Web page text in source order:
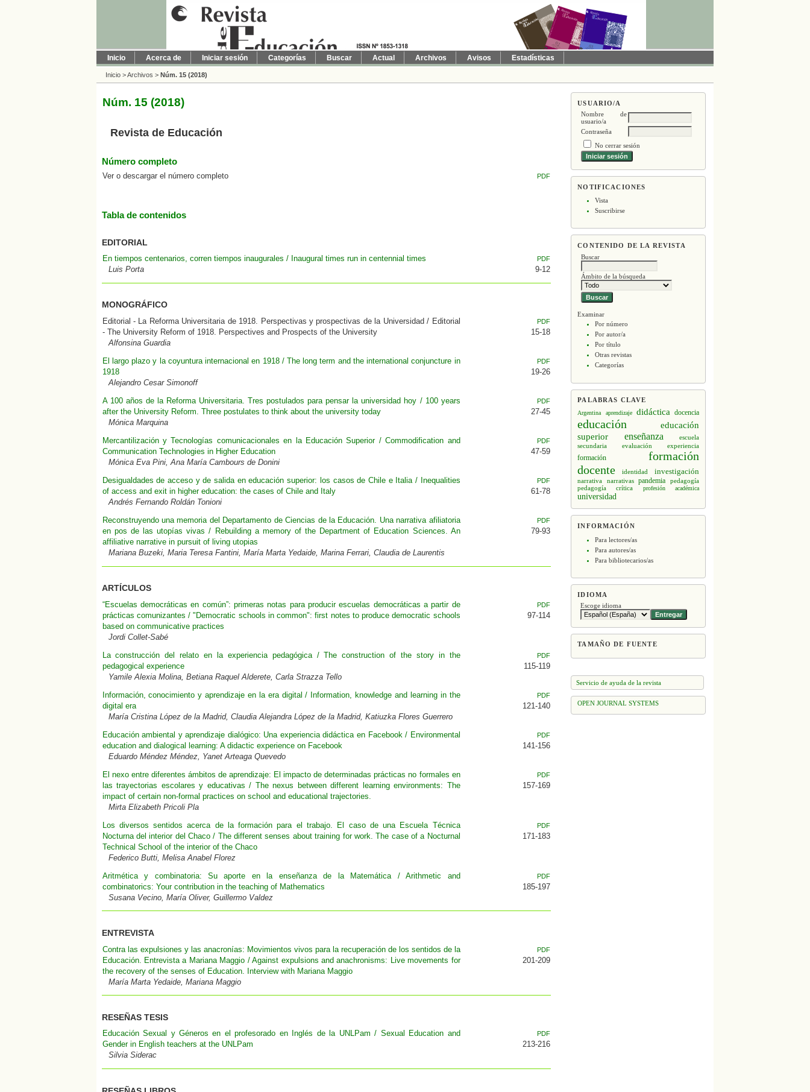
USUARIO/A
Nombre de
usuario/a
Contraseña
No cerrar sesión
NOTIFICACIONES
Vista
Suscribirse
CONTENIDO DE LA REVISTA
Buscar
Ámbito de la búsqueda
Examinar
Por número
Por autor/a
Por título
Otras revistas
Categorías
PALABRAS CLAVE
Argentina aprendizaje didáctica docencia
educación
educación
superior
enseñanza
escuela
secundaria
evaluación
experiencia
formación
formación
docente
identidad investigación
narrativa narrativas pandemia
pedagogía
pedagogía crítica
profesión académica
universidad
INFORMACIÓN
Para lectores/as
Para autores/as
Para bibliotecarios/as
IDIOMA
Escoge idioma
TAMAÑO DE FUENTE
Servicio de ayuda de la revista
OPEN JOURNAL SYSTEMS
Inicio Acerca de Iniciar sesión Categorías Buscar Actual Archivos Avisos Estadísticas
Inicio >Archivos > Núm. 15 (2018)
Núm. 15 (2018)
Revista de Educación
Número completo
Ver o descargar el número completo PDF
Tabla de contenidos
EDITORIAL
En tiempos centenarios, corren tiempos inaugurales / Inaugural times run in centennial times
Luis Porta
PDF
9-12
MONOGRÁFICO
Editorial - La Reforma Universitaria de 1918. Perspectivas y prospectivas de la Universidad / Editorial
- The University Reform of 1918. Perspectives and Prospects of the University
Alfonsina Guardia
PDF
15-18
El largo plazo y la coyuntura internacional en 1918 / The long term and the international conjuncture in
1918
Alejandro Cesar Simonoff
PDF
19-26
A 100 años de la Reforma Universitaria. Tres postulados para pensar la universidad hoy / 100 years
after the University Reform. Three postulates to think about the university today
Mónica Marquina
PDF
27-45
Mercantilización y Tecnologías comunicacionales en la Educación Superior / Commodification and
Communication Technologies in Higher Education
Mónica Eva Pini, Ana María Cambours de Donini
PDF
47-59
Desigualdades de acceso y de salida en educación superior: los casos de Chile e Italia / Inequalities
of access and exit in higher education: the cases of Chile and Italy
Andrés Fernando Roldán Tonioni
PDF
61-78
Reconstruyendo una memoria del Departamento de Ciencias de la Educación. Una narrativa afiliatoria
en pos de las utopías vivas / Rebuilding a memory of the Department of Education Sciences. An
affiliative narrative in pursuit of living utopias
Mariana Buzeki, Maria Teresa Fantini, María Marta Yedaide, Marina Ferrari, Claudia de Laurentis
PDF
79-93
ARTÍCULOS
“Escuelas democráticas en común”: primeras notas para producir escuelas democráticas a partir de
prácticas comunizantes / "Democratic schools in common": first notes to produce democratic schools
based on communicative practices
Jordi Collet-Sabé
PDF
97-114
La construcción del relato en la experiencia pedagógica / The construction of the story in the
pedagogical experience
Yamile Alexia Molina, Betiana Raquel Alderete, Carla Strazza Tello
PDF
115-119
Información, conocimiento y aprendizaje en la era digital / Information, knowledge and learning in the
digital era
María Cristina López de la Madrid, Claudia Alejandra López de la Madrid, Katiuzka Flores Guerrero
PDF
121-140
Educación ambiental y aprendizaje dialógico: Una experiencia didáctica en Facebook / Environmental
education and dialogical learning: A didactic experience on Facebook
Eduardo Méndez Méndez, Yanet Arteaga Quevedo
PDF
141-156
El nexo entre diferentes ámbitos de aprendizaje: El impacto de determinadas prácticas no formales en
las trayectorias escolares y educativas / The nexus between different learning environments: The
impact of certain non-formal practices on school and educational trajectories.
Mirta Elizabeth Pricoli Pla
PDF
157-169
Los diversos sentidos acerca de la formación para el trabajo. El caso de una Escuela Técnica
Nocturna del interior del Chaco / The different senses about training for work. The case of a Nocturnal
Technical School of the interior of the Chaco
Federico Butti, Melisa Anabel Florez
PDF
171-183
Aritmética y combinatoria: Su aporte en la enseñanza de la Matemática / Arithmetic and
combinatorics: Your contribution in the teaching of Mathematics
Susana Vecino, María Oliver, Guillermo Valdez
PDF
185-197
ENTREVISTA
Contra las expulsiones y las anacronías: Movimientos vivos para la recuperación de los sentidos de la
Educación. Entrevista a Mariana Maggio / Against expulsions and anachronisms: Live movements for
the recovery of the senses of Education. Interview with Mariana Maggio
María Marta Yedaide, Mariana Maggio
PDF
201-209
RESEÑAS TESIS
Educación Sexual y Géneros en el profesorado en Inglés de la UNLPam / Sexual Education and
Gender in English teachers at the UNLPam
Silvia Siderac
PDF
213-216